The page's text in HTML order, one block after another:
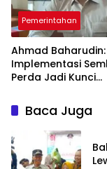
Pemerintahan
Ahmad Baharudin:
Implementasi
Perda Jadi Kunci
Pembangunan
Tulungagung
Baca Juga